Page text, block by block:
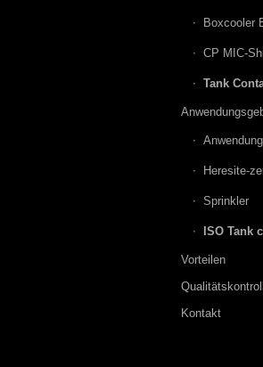
Boxcooler
CP MIC-
Tank
Anwendung
Heresite-
Sprinkler
ISO Tank
Vorteilen
Kontakt